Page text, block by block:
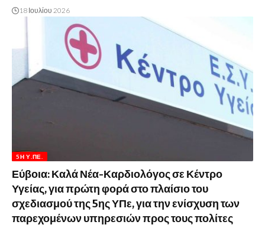
18 Ιουλίου 2026
5Η Υ.ΠΕ.
Εύβοια: Καλά Νέα-Καρδιολόγος σε Κέντρο
Υγείας, για πρώτη φορά στο πλαίσιο του
σχεδιασμού της 5ης ΥΠε, για την ενίσχυση των
παρεχομένων υπηρεσιών προς τους πολίτες